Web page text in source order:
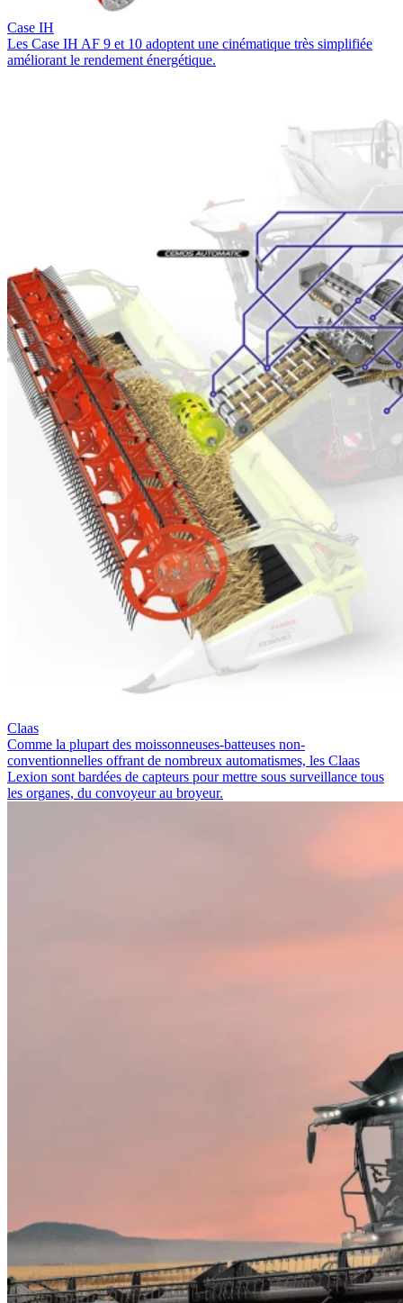
Case IH
Les Case IH AF 9 et 10 adoptent une cinématique très simplifiée
améliorant le rendement énergétique.
Claas
Comme la plupart des moissonneuses-batteuses non-
conventionnelles offrant de nombreux automatismes, les Claas
Lexion sont bardées de capteurs pour mettre sous surveillance tous
les organes, du convoyeur au broyeur.